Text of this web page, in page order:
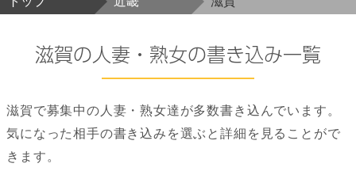
北海道
青森
岩手
宮城
秋田
山形
福島
茨城
栃木
群馬
埼玉
千葉
東京
神奈川
新潟
富山
石川
福井
山梨
長野
岐阜
静岡
愛知
三重
滋賀
京都
大阪
兵庫
奈良
和歌山
鳥取
島根
岡山
広島
山口
徳島
香川
愛媛
高知
福岡
佐賀
長崎
熊本
大分
宮崎
鹿児島
沖縄
滋賀の人妻・熟女の書き込み一覧
滋賀で募集中の人妻・熟女達が多数書き込んでいます。
気になった相手の書き込みを選ぶと詳細を見ることがで
きます。